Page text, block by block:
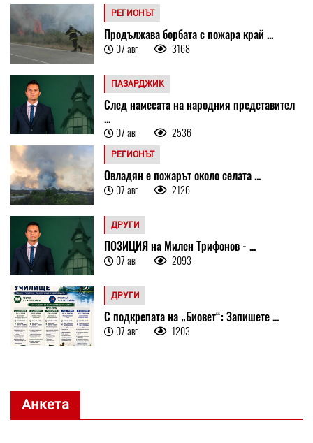
РЕГИОНЪТ
Продължава борбата с пожара край ...
07 авг 3168
ПАЗАРДЖИК
След намесата на народния представител
...
07 авг 2536
РЕГИОНЪТ
Овладян е пожарът около селата ...
07 авг 2126
ДРУГИ
ПОЗИЦИЯ на Милен Трифонов - ...
07 авг 2093
ДРУГИ
С подкрепата на „Биовет“: Запишете ...
07 авг 1203
Анкета